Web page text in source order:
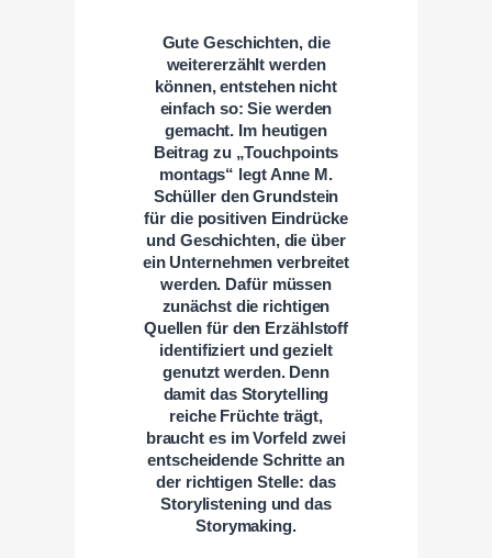
Gute Geschichten, die
weitererzählt werden
können, entstehen nicht
einfach so: Sie werden
gemacht. Im heutigen
Beitrag zu „Touchpoints
montags“ legt Anne M.
Schüller den Grundstein
für die positiven Eindrücke
und Geschichten, die über
ein Unternehmen verbreitet
werden. Dafür müssen
zunächst die richtigen
Quellen für den Erzählstoff
identifiziert und gezielt
genutzt werden. Denn
damit das Storytelling
reiche Früchte trägt,
braucht es im Vorfeld zwei
entscheidende Schritte an
der richtigen Stelle: das
Storylistening und das
Storymaking.